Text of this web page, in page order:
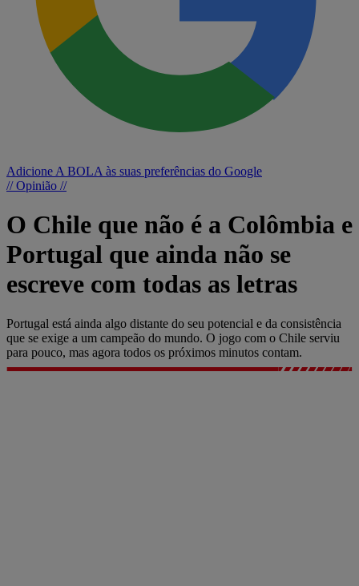
Adicione A BOLA às suas preferências do Google
// Opinião //
O Chile que não é a Colômbia e
Portugal que ainda não se
escreve com todas as letras
Portugal está ainda algo distante do seu potencial e da consistência
que se exige a um campeão do mundo. O jogo com o Chile serviu
para pouco, mas agora todos os próximos minutos contam.